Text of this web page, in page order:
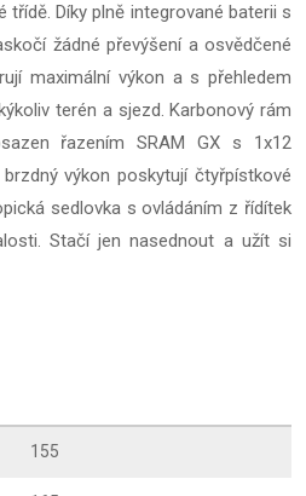
třídě. Díky plně integrované baterii s
žádné převýšení a osvědčené
maximální výkon a s přehledem
terén a sjezd. Karbonový rám
řazením SRAM GX s 1x12
výkon poskytují čtyřpístkové
sedlovka s ovládáním z řídítek
Stačí jen nasednout a užít si
155